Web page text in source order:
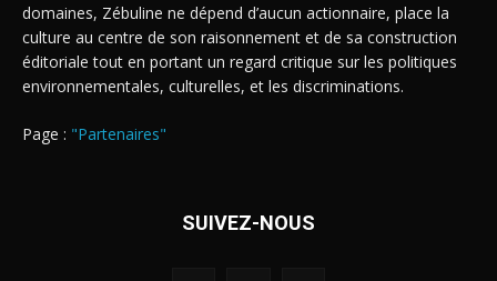
domaines, Zébuline ne dépend d’aucun actionnaire, place la
culture au centre de son raisonnement et de sa construction
éditoriale tout en portant un regard critique sur les politiques
environnementales, culturelles, et les discriminations.
Page : "Partenaires"
SUIVEZ-NOUS